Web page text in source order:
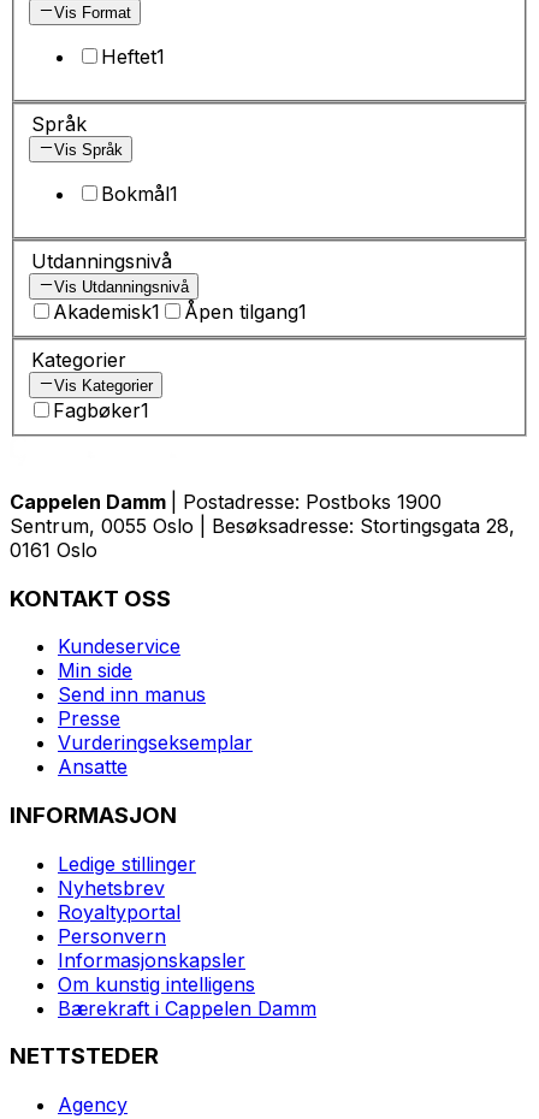
Vis Format
Heftet1
Språk
Vis Språk
Bokmål1
Utdanningsnivå
Vis Utdanningsnivå
Akademisk1 Åpen tilgang1
Kategorier
Vis Kategorier
Fagbøker1
Cappelen Damm
| Postadresse: Postboks 1900
Sentrum, 0055 Oslo | Besøksadresse: Stortingsgata 28,
0161 Oslo
KONTAKT OSS
Kundeservice
Min side
Send inn manus
Presse
Vurderingseksemplar
Ansatte
INFORMASJON
Ledige stillinger
Nyhetsbrev
Royaltyportal
Personvern
Informasjonskapsler
Om kunstig intelligens
Bærekraft i Cappelen Damm
NETTSTEDER
Agency